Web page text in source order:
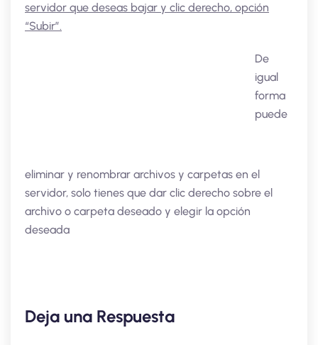
servidor que deseas bajar y clic derecho, opción
“Subir”.
De
igual
forma
puede
eliminar y renombrar archivos y carpetas en el
servidor, solo tienes que dar clic derecho sobre el
archivo o carpeta deseado y elegir la opción
deseada
Deja una Respuesta